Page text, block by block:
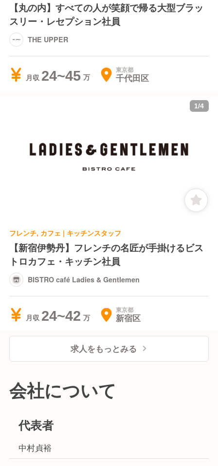
【丸の内】すべての人が笑顔で帰る大型ブラッ
スリー・レセプション社員
THE UPPER
月収 24~45 東京都
千代田区
1/4
フレンチ, カフェ | キッチンスタッフ
【新宿伊勢丹】フレンチの名匠が手掛けるビス
トロカフェ・キッチン社員
BISTRO café Ladies & Gentlemen
月収 24~42 東京都
新宿区
求人をもっとみる
会社について
代表者
中村貞裕